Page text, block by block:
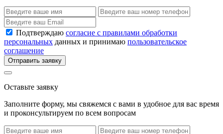
Подтверждаю согласие с правилами обработки
персональных данных и принимаю пользовательское
соглашение
Отправить заявку
Оставьте заявку
Заполните форму, мы свяжемся с вами в удобное для вас время
и проконсультируем по всем вопросам